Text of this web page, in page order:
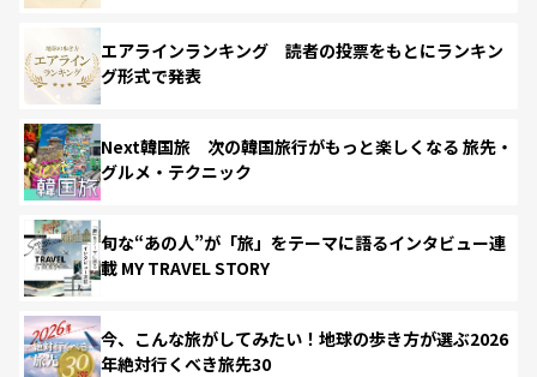
エアラインランキング 読者の投票をもとにランキン
グ形式で発表
Next韓国旅 次の韓国旅行がもっと楽しくなる 旅先・
グルメ・テクニック
旬な“あの人”が「旅」をテーマに語るインタビュー連
載 MY TRAVEL STORY
今、こんな旅がしてみたい！地球の歩き方が選ぶ2026
年絶対行くべき旅先30